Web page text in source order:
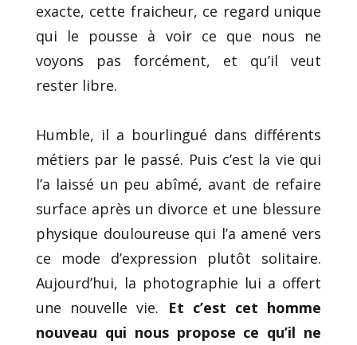
exacte, cette fraicheur, ce regard unique
qui le pousse à voir ce que nous ne
voyons pas forcément, et qu’il veut
rester libre.
Humble, il a bourlingué dans différents
métiers par le passé. Puis c’est la vie qui
l’a laissé un peu abîmé, avant de refaire
surface après un divorce et une blessure
physique douloureuse qui l’a amené vers
ce mode d’expression plutôt solitaire.
Aujourd’hui, la photographie lui a offert
une nouvelle vie.
Et c’est cet homme
nouveau qui nous propose ce qu’il ne